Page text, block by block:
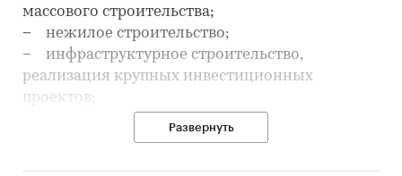
массового строительства;
− нежилое строительство;
− инфраструктурное строительство,
реализация крупных инвестиционных
проектов;
− стройиндустрия: приоритеты в
использовании строительных материалов,
Развернуть